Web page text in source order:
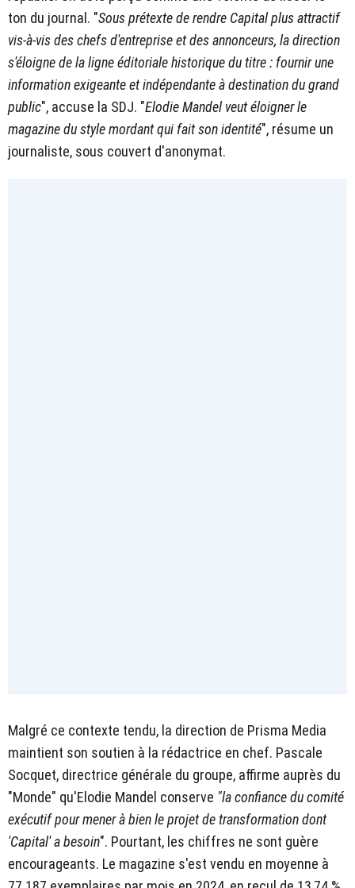
ton du journal. "Sous prétexte de rendre Capital plus attractif
vis-à-vis des chefs d'entreprise et des annonceurs, la direction
s'éloigne de la ligne éditoriale historique du titre : fournir une
information exigeante et indépendante à destination du grand
public", accuse la SDJ. "Elodie Mandel veut éloigner le
magazine du style mordant qui fait son identité", résume un
journaliste, sous couvert d'anonymat.
Malgré ce contexte tendu, la direction de Prisma Media
maintient son soutien à la rédactrice en chef. Pascale
Socquet, directrice générale du groupe, affirme auprès du
"Monde" qu'Elodie Mandel conserve "la confiance du comité
exécutif pour mener à bien le projet de transformation dont
'Capital' a besoin". Pourtant, les chiffres ne sont guère
encourageants. Le magazine s'est vendu en moyenne à